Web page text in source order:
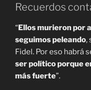
Recuerdos
“Ellos murieron por
seguimos peleando,
Fidel. Por eso habrá
ser político porque
más fuerte”.